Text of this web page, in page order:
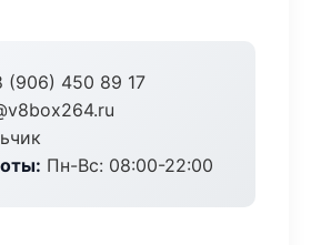
(906) 450 89 17
Пн-Вс: 08:00-22:00